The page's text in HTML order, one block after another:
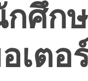
ศึก
เตอ